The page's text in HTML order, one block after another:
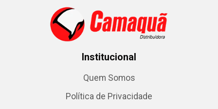
Institucional
Quem Somos
Política de Privacidade